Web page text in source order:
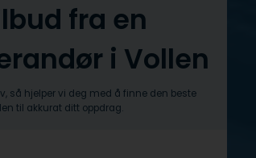
fra en
i Vollen
så hjelper vi deg med å finne den beste
til akkurat ditt oppdrag.